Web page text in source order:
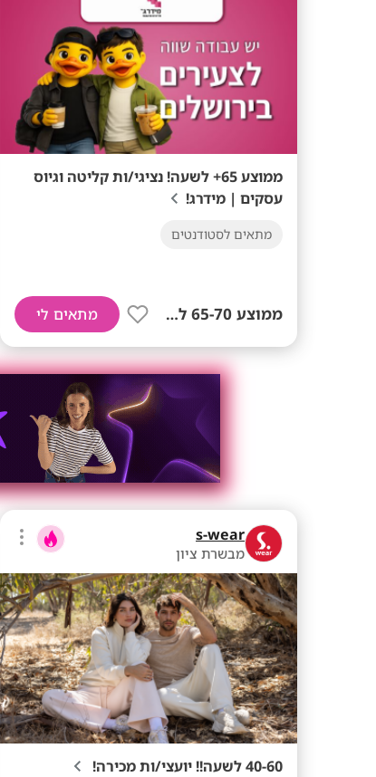
ממוצע 65+ לשעה! נציגי/ות קליטה וגיוס
עסקים | מידרג!
מתאים לסטודנטים
ממוצע 65-70 לשעה! מתאים לי
s-wear
מבשרת ציון
40-60 לשעה!! יועצי/ות מכירה!